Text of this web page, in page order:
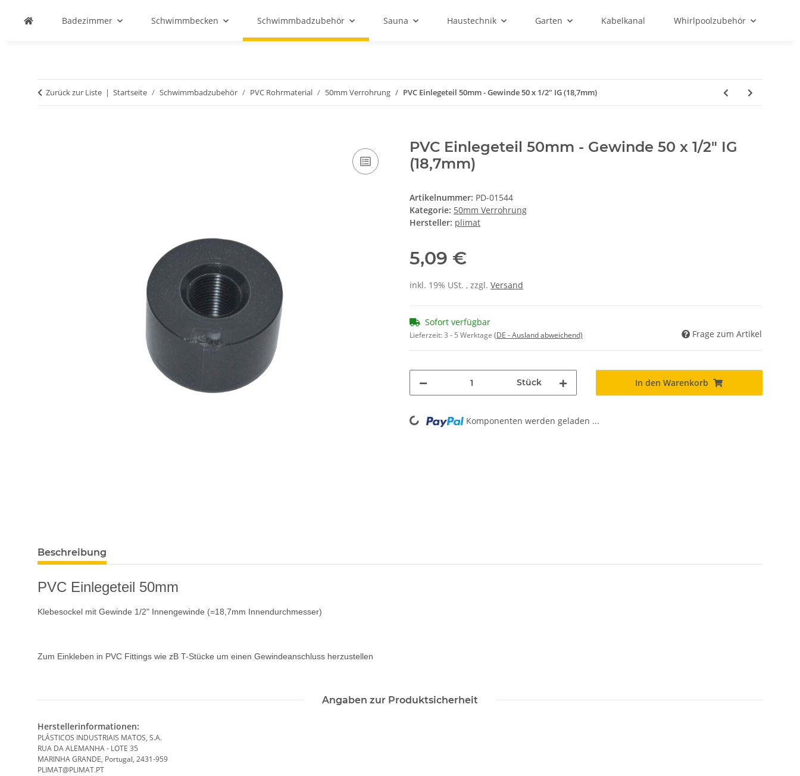
Badezimmer Schwimmbecken Schwimmbadzubehör Sauna Haustechnik Garten Kabelkanal Whirlpoolzubehör
Zurück zur Liste Startseite Schwimmbadzubehör PVC Rohrmaterial 50mm Verrohrung PVC Einlegeteil 50mm - Gewinde 50 x 1/2" IG (18,7mm)
PVC Einlegeteil 50mm - Gewinde 50 x 1/2" IG
(18,7mm)
Artikelnummer: PD-01544
Kategorie: 50mm Verrohrung
Hersteller: plimat
5,09 €
inkl. 19% USt. , zzgl. Versand
Sofort verfügbar
Lieferzeit:3 - 5 Werktage (DE - Ausland abweichend) Frage zum Artikel
Stück In den Warenkorb
Loading... Komponenten werden geladen ...
Beschreibung
PVC Einlegeteil 50mm
Klebesockel mit Gewinde 1/2" Innengewinde (=18,7mm Innendurchmesser)
Zum Einkleben in PVC Fittings wie zB T-Stücke um einen Gewindeanschluss herzustellen
Angaben zur Produktsicherheit
Herstellerinformationen:
PLÁSTICOS INDUSTRIAIS MATOS, S.A.
RUA DA ALEMANHA - LOTE 35
MARINHA GRANDE, Portugal, 2431-959
PLIMAT@PLIMAT.PT